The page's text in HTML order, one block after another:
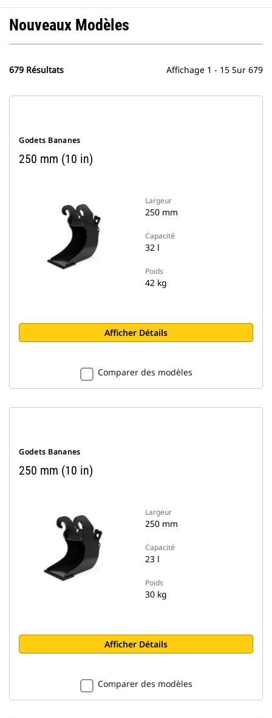
Nouveaux Modèles
679 Résultats Affichage 1 - 15 Sur 679
Godets Bananes
250 mm (10 in)
Largeur
250 mm
Capacité
32 l
Poids
42 kg
Afficher Détails
Comparer des modèles
Godets Bananes
250 mm (10 in)
Largeur
250 mm
Capacité
23 l
Poids
30 kg
Afficher Détails
Comparer des modèles